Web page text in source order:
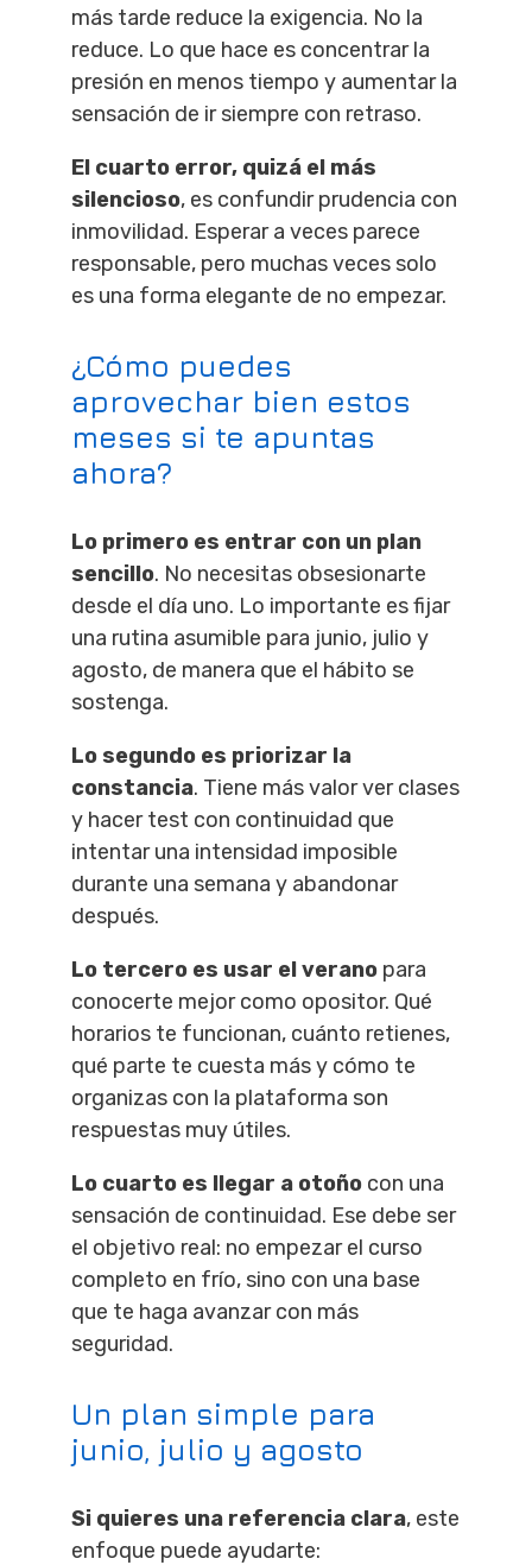
más tarde reduce la exigencia. No la
reduce. Lo que hace es concentrar la
presión en menos tiempo y aumentar la
sensación de ir siempre con retraso.
El cuarto error, quizá el más
silencioso, es confundir prudencia con
inmovilidad. Esperar a veces parece
responsable, pero muchas veces solo
es una forma elegante de no empezar.
¿Cómo puedes
aprovechar bien estos
meses si te apuntas
ahora?
Lo primero es entrar con un plan
sencillo. No necesitas obsesionarte
desde el día uno. Lo importante es fijar
una rutina asumible para junio, julio y
agosto, de manera que el hábito se
sostenga.
Lo segundo es priorizar la
constancia. Tiene más valor ver clases
y hacer test con continuidad que
intentar una intensidad imposible
durante una semana y abandonar
después.
Lo tercero es usar el verano para
conocerte mejor como opositor. Qué
horarios te funcionan, cuánto retienes,
qué parte te cuesta más y cómo te
organizas con la plataforma son
respuestas muy útiles.
Lo cuarto es llegar a otoño con una
sensación de continuidad. Ese debe ser
el objetivo real: no empezar el curso
completo en frío, sino con una base
que te haga avanzar con más
seguridad.
Un plan simple para
junio, julio y agosto
Si quieres una referencia clara, este
enfoque puede ayudarte: